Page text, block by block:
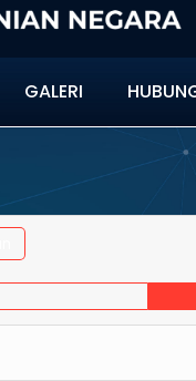
GALERI